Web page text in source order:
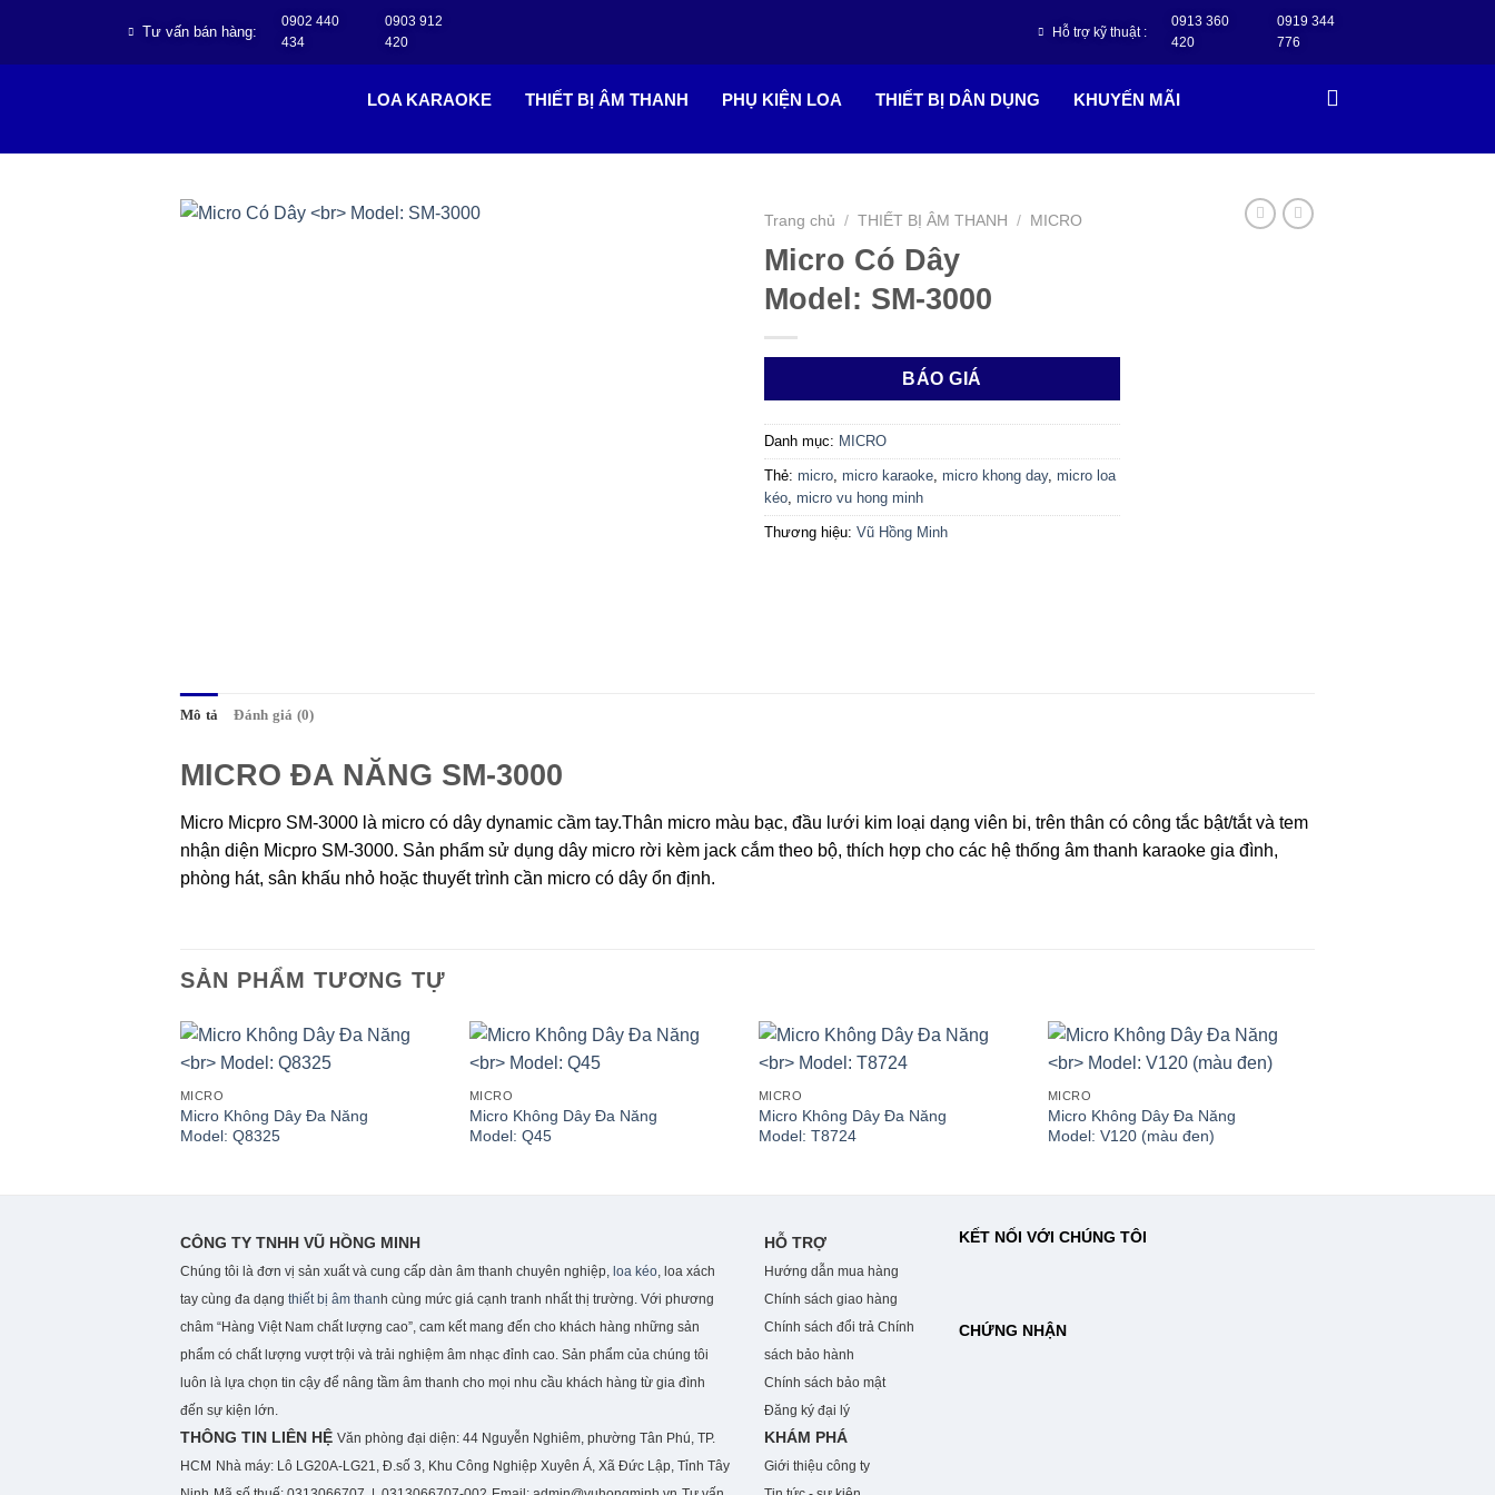
Tư vấn bán hàng:
0902 440
434
0903 912
420
Hỗ trợ kỹ thuật :
0913 360
420
0919 344
776
LOA KARAOKE THIẾT BỊ ÂM THANH PHỤ KIỆN LOA THIẾT BỊ DÂN DỤNG KHUYẾN MÃI
Trang chủ / THIẾT BỊ ÂM THANH / MICRO
Micro Có Dây
Model: SM-3000
BÁO GIÁ
Danh mục: MICRO
Thẻ: micro micro karaoke micro khong day, micro loa
kéo micro vu hong minh
Thương hiệu: Vũ Hồng Minh
Mô tả Đánh giá (0)
MICRO ĐA NĂNG SM-3000
Micro Micpro SM-3000 là micro có dây dynamic cầm tay.Thân micro màu bạc, đầu lưới kim loại dạng viên bi, trên thân có công tắc bật/tắt và tem
nhận diện Micpro SM-3000. Sản phẩm sử dụng dây micro rời kèm jack cắm theo bộ, thích hợp cho các hệ thống âm thanh karaoke gia đình,
phòng hát, sân khấu nhỏ hoặc thuyết trình cần micro có dây ổn định.
SẢN PHẨM TƯƠNG TỰ
MICRO
Micro Không Dây Đa Năng
Model: Q8325
MICRO
Micro Không Dây Đa Năng
Model: Q45
MICRO
Micro Không Dây Đa Năng
Model: T8724
MICRO
Micro Không Dây Đa Năng
Model: V120 (màu đen)
CÔNG TY TNHH VŨ HỒNG MINH
Chúng tôi là đơn vị sản xuất và cung cấp dàn âm thanh chuyên nghiệp, loa kéo, loa xách
tay cùng đa dạng thiết bị âm than h cùng mức giá cạnh tranh nhất thị trường. Với phương
châm “Hàng Việt Nam chất lượng cao”, cam kết mang đến cho khách hàng những sản
phẩm có chất lượng vượt trội và trải nghiệm âm nhạc đỉnh cao. Sản phẩm của chúng tôi
luôn là lựa chọn tin cậy để nâng tầm âm thanh cho mọi nhu cầu khách hàng từ gia đình
đến sự kiện lớn.
THÔNG TIN LIÊN HỆ Văn phòng đại diện: 44 Nguyễn Nghiêm, phường Tân Phú, TP.
HCM Nhà máy: Lô LG20A-LG21, Đ.số 3, Khu Công Nghiệp Xuyên Á, Xã Đức Lập, Tỉnh Tây
HỖ TRỢ
Hướng dẫn mua hàng
Chính sách giao hàng
Chính sách đổi trả Chính
sách bảo hành
Chính sách bảo mật
Đăng ký đại lý
KHÁM PHÁ
Giới thiệu công ty
KẾT NỐI VỚI CHÚNG TÔI
CHỨNG NHẬN